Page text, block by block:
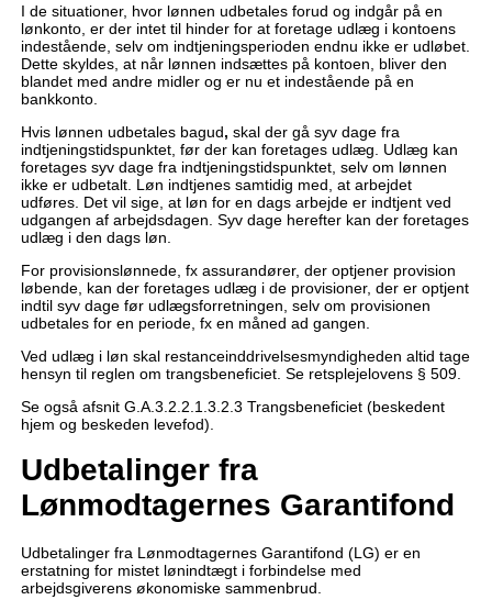
I de situationer, hvor lønnen udbetales forud og indgår på en
lønkonto, er der intet til hinder for at foretage udlæg i kontoens
indestående, selv om indtjeningsperioden endnu ikke er udløbet.
Dette skyldes, at når lønnen indsættes på kontoen, bliver den
blandet med andre midler og er nu et indestående på en
bankkonto.
Hvis lønnen udbetales bagud, skal der gå syv dage fra
indtjeningstidspunktet, før der kan foretages udlæg. Udlæg kan
foretages syv dage fra indtjeningstidspunktet, selv om lønnen
ikke er udbetalt. Løn indtjenes samtidig med, at arbejdet
udføres. Det vil sige, at løn for en dags arbejde er indtjent ved
udgangen af arbejdsdagen. Syv dage herefter kan der foretages
udlæg i den dags løn.
For provisionslønnede, fx assurandører, der optjener provision
løbende, kan der foretages udlæg i de provisioner, der er optjent
indtil syv dage før udlægsforretningen, selv om provisionen
udbetales for en periode, fx en måned ad gangen.
Ved udlæg i løn skal restanceinddrivelsesmyndigheden altid tage
hensyn til reglen om trangsbeneficiet. Se retsplejelovens § 509.
Se også afsnit G.A.3.2.2.1.3.2.3 Trangsbeneficiet (beskedent
hjem og beskeden levefod).
Udbetalinger fra
Lønmodtagernes Garantifond
Udbetalinger fra Lønmodtagernes Garantifond (LG) er en
erstatning for mistet lønindtægt i forbindelse med
arbejdsgiverens økonomiske sammenbrud.